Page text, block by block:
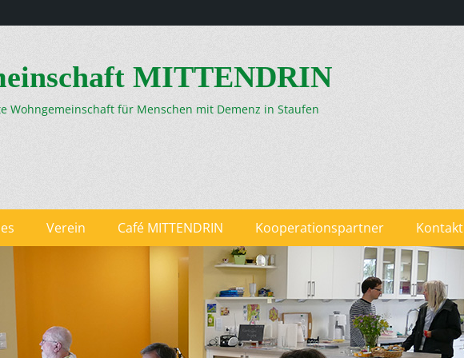
MITTENDRIN
Wohngemeinschaft für Menschen mit Demenz in Staufen
Verein Café MITTENDRIN Kooperationspartner Kontakt